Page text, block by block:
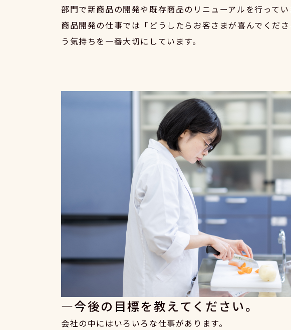
部門で新商品の開発や既存商品のリニューアルを行ってい
商品開発の仕事では「どうしたらお客さまが喜んでくだ
う気持ちを一番大切にしています。
今後の目標を教えてください。
会社の中にはいろいろな仕事があります。